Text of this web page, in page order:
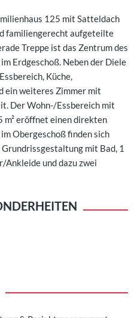
125 mit Satteldach
familiengerecht aufgeteilte
Treppe ist das Zentrum des
Erdgeschoß. Neben der Diele
Küche,
ein weiteres Zimmer mit
Der Wohn-/Essbereich mit
m² eröffnet einen direkten
Obergeschoß finden sich
mit Bad, 1
Ankleide und dazu zwei